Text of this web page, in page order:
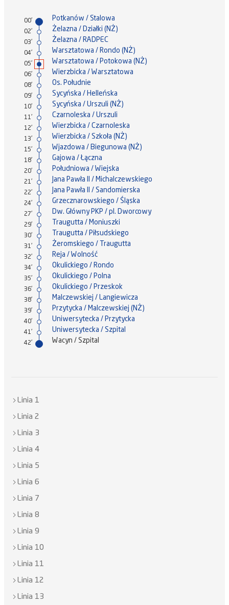
00' Potkanów / Stalowa
02' Żelazna / Działki (NŻ)
03' Żelazna / RADPEC
04' Warsztatowa / Rondo (NŻ)
05' Warsztatowa / Potokowa (NŻ)
06' Wierzbicka / Warsztatowa
08' Os. Południe
09' Sycyńska / Helleńska
10' Sycyńska / Urszuli (NŻ)
11' Czarnoleska / Urszuli
12' Wierzbicka / Czarnoleska
13' Wierzbicka / Szkoła (NŻ)
15' Wjazdowa / Biegunowa (NŻ)
18' Gajowa / Łączna
20' Południowa / Wiejska
21' Jana Pawła II / Michalczewskiego
22' Jana Pawła II / Sandomierska
24' Grzecznarowskiego / Śląska
27' Dw. Główny PKP / pl. Dworcowy
29' Traugutta / Moniuszki
30' Traugutta / Piłsudskiego
31' Żeromskiego / Traugutta
32' Reja / Wolność
34' Okulickiego / Rondo
35' Okulickiego / Polna
36' Okulickiego / Przeskok
38' Malczewskiej / Langiewicza
39' Przytycka / Malczewskiej (NŻ)
40' Uniwersytecka / Przytycka
41' Uniwersytecka / Szpital
42' Wacyn / Szpital
Linia 1
Linia 2
Linia 3
Linia 4
Linia 5
Linia 6
Linia 7
Linia 8
Linia 9
Linia 10
Linia 11
Linia 12
Linia 13